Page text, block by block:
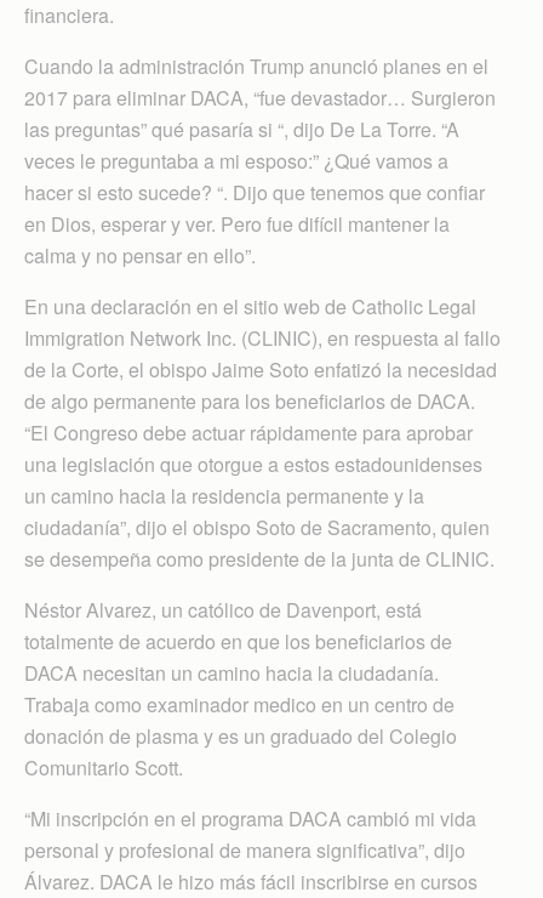
financiera.
Cuando la administración Trump anunció planes en el
2017 para eliminar DACA, “fue devastador… Surgieron
las preguntas” qué pasaría si “, dijo De La Torre. “A
veces le preguntaba a mi esposo:” ¿Qué vamos a
hacer si esto sucede? “. Dijo que tenemos que confiar
en Dios, esperar y ver. Pero fue difícil mantener la
calma y no pensar en ello”.
En una declaración en el sitio web de Catholic Legal
Immigration Network Inc. (CLINIC), en respuesta al fallo
de la Corte, el obispo Jaime Soto enfatizó la necesidad
de algo permanente para los beneficiarios de DACA.
“El Congreso debe actuar rápidamente para aprobar
una legislación que otorgue a estos estadounidenses
un camino hacia la residencia permanente y la
ciudadanía”, dijo el obispo Soto de Sacramento, quien
se desempeña como presidente de la junta de CLINIC.
Néstor Alvarez, un católico de Davenport, está
totalmente de acuerdo en que los beneficiarios de
DACA necesitan un camino hacia la ciudadanía.
Trabaja como examinador medico en un centro de
donación de plasma y es un graduado del Colegio
Comunitario Scott.
“Mi inscripción en el programa DACA cambió mi vida
personal y profesional de manera significativa”, dijo
Álvarez. DACA le hizo más fácil inscribirse en cursos